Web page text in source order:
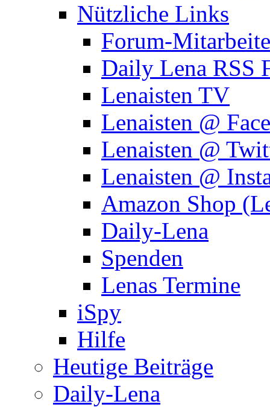
Nützliche Links
Forum-
Daily Lena RSS
Lenaisten TV
Lenaisten @
Lenaisten @
Lenaisten @
Amazon Shop
Daily-Lena
Spenden
Lenas Termine
iSpy
Hilfe
Heutige Beiträge
Daily-Lena